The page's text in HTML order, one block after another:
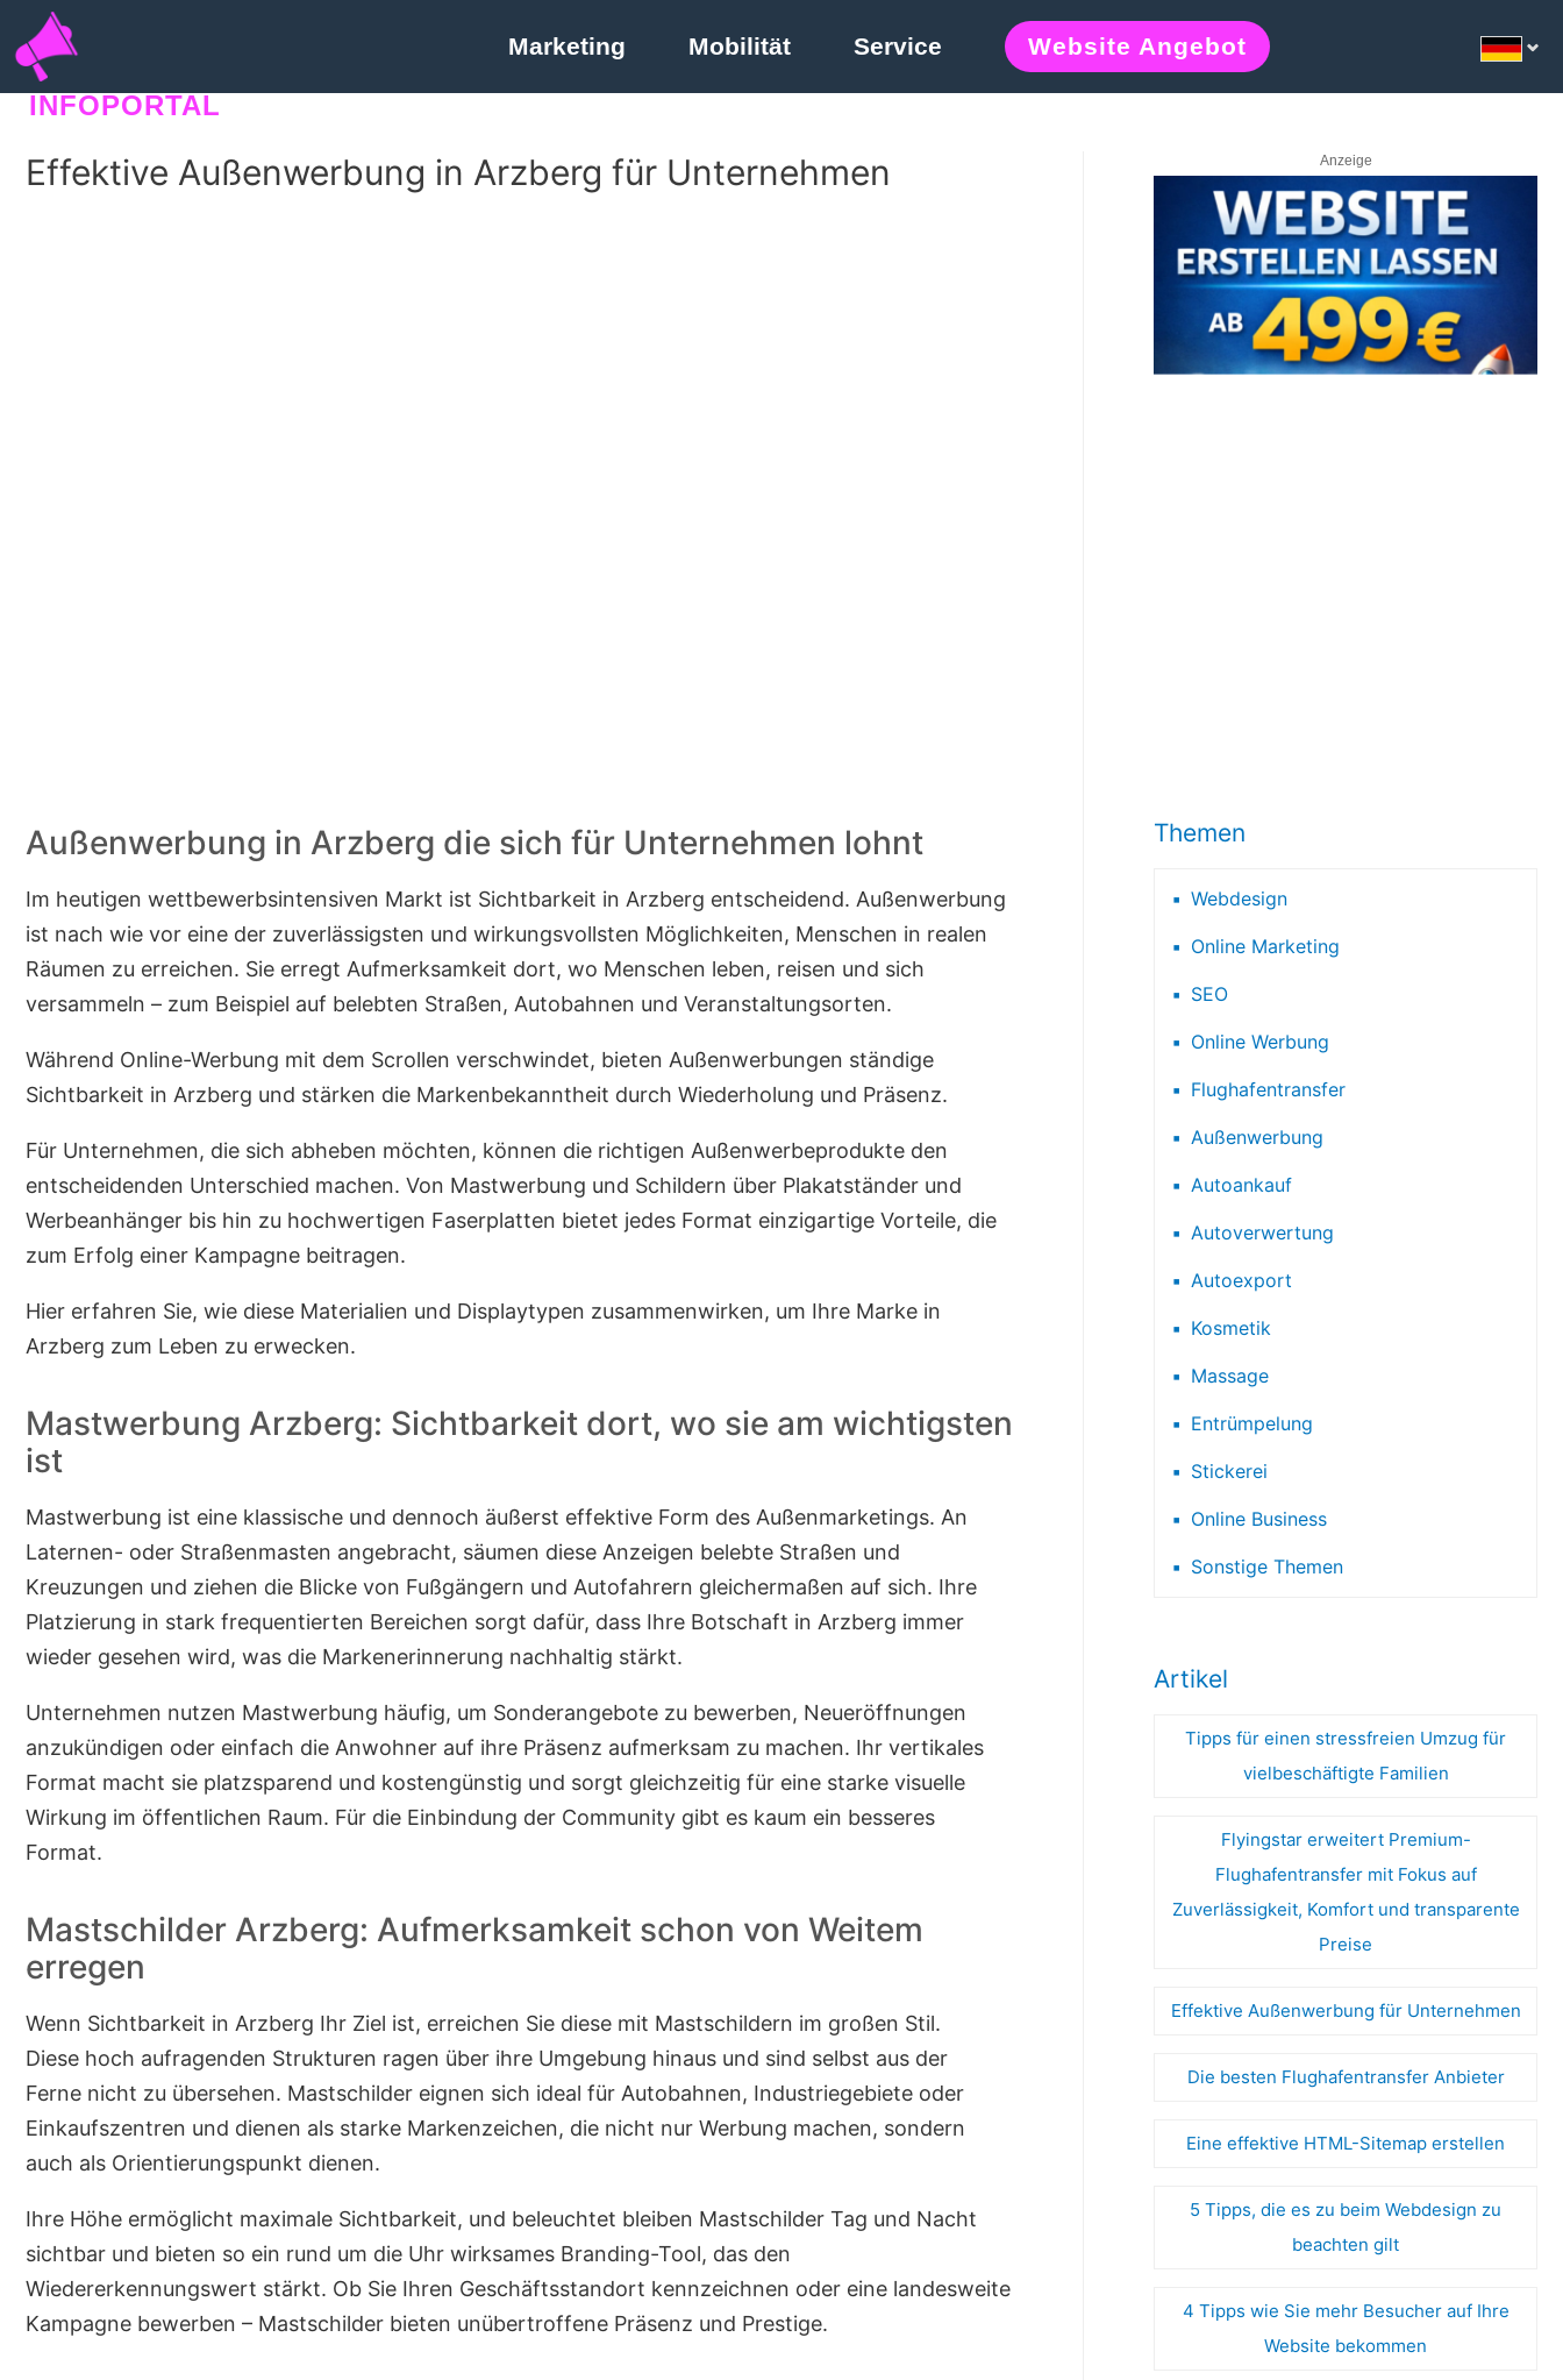
INFOPORTAL
Marketing Mobilität Service Website Angebot
Effektive Außenwerbung in Arzberg für Unternehmen
Außenwerbung in Arzberg die sich für Unternehmen lohnt
Im heutigen wettbewerbsintensiven Markt ist Sichtbarkeit in Arzberg entscheidend. Außenwerbung
ist nach wie vor eine der zuverlässigsten und wirkungsvollsten Möglichkeiten, Menschen in realen
Räumen zu erreichen. Sie erregt Aufmerksamkeit dort, wo Menschen leben, reisen und sich
versammeln – zum Beispiel auf belebten Straßen, Autobahnen und Veranstaltungsorten.
Während Online-Werbung mit dem Scrollen verschwindet, bieten Außenwerbungen ständige
Sichtbarkeit in Arzberg und stärken die Markenbekanntheit durch Wiederholung und Präsenz.
Für Unternehmen, die sich abheben möchten, können die richtigen Außenwerbeprodukte den
entscheidenden Unterschied machen. Von Mastwerbung und Schildern über Plakatständer und
Werbeanhänger bis hin zu hochwertigen Faserplatten bietet jedes Format einzigartige Vorteile, die
zum Erfolg einer Kampagne beitragen.
Hier erfahren Sie, wie diese Materialien und Displaytypen zusammenwirken, um Ihre Marke in
Arzberg zum Leben zu erwecken.
Mastwerbung Arzberg: Sichtbarkeit dort, wo sie am wichtigsten
ist
Mastwerbung ist eine klassische und dennoch äußerst effektive Form des Außenmarketings. An
Laternen- oder Straßenmasten angebracht, säumen diese Anzeigen belebte Straßen und
Kreuzungen und ziehen die Blicke von Fußgängern und Autofahrern gleichermaßen auf sich. Ihre
Platzierung in stark frequentierten Bereichen sorgt dafür, dass Ihre Botschaft in Arzberg immer
wieder gesehen wird, was die Markenerinnerung nachhaltig stärkt.
Unternehmen nutzen Mastwerbung häufig, um Sonderangebote zu bewerben, Neueröffnungen
anzukündigen oder einfach die Anwohner auf ihre Präsenz aufmerksam zu machen. Ihr vertikales
Format macht sie platzsparend und kostengünstig und sorgt gleichzeitig für eine starke visuelle
Wirkung im öffentlichen Raum. Für die Einbindung der Community gibt es kaum ein besseres
Format.
Mastschilder Arzberg: Aufmerksamkeit schon von Weitem
erregen
Wenn Sichtbarkeit in Arzberg Ihr Ziel ist, erreichen Sie diese mit Mastschildern im großen Stil.
Diese hoch aufragenden Strukturen ragen über ihre Umgebung hinaus und sind selbst aus der
Ferne nicht zu übersehen. Mastschilder eignen sich ideal für Autobahnen, Industriegebiete oder
Einkaufszentren und dienen als starke Markenzeichen, die nicht nur Werbung machen, sondern
auch als Orientierungspunkt dienen.
Ihre Höhe ermöglicht maximale Sichtbarkeit, und beleuchtet bleiben Mastschilder Tag und Nacht
sichtbar und bieten so ein rund um die Uhr wirksames Branding-Tool, das den
Wiedererkennungswert stärkt. Ob Sie Ihren Geschäftsstandort kennzeichnen oder eine landesweite
Kampagne bewerben – Mastschilder bieten unübertroffene Präsenz und Prestige.
Anzeige
Themen
Webdesign
Online Marketing
SEO
Online Werbung
Flughafentransfer
Außenwerbung
Autoankauf
Autoverwertung
Autoexport
Kosmetik
Massage
Entrümpelung
Stickerei
Online Business
Sonstige Themen
Artikel
Tipps für einen stressfreien Umzug für
vielbeschäftigte Familien
Flyingstar erweitert Premium-
Flughafentransfer mit Fokus auf
Zuverlässigkeit, Komfort und transparente
Preise
Effektive Außenwerbung für Unternehmen
Die besten Flughafentransfer Anbieter
Eine effektive HTML-Sitemap erstellen
5 Tipps, die es zu beim Webdesign zu
beachten gilt
4 Tipps wie Sie mehr Besucher auf Ihre
Website bekommen